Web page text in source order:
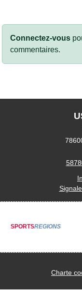
Connectez-vous
commentaires.
SPORTSREGIONS
Charte